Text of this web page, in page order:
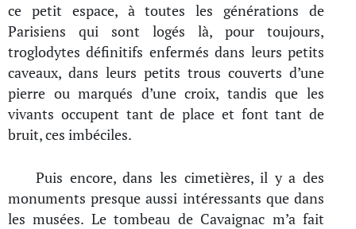
ce petit espace, à toutes les générations de
Parisiens qui sont logés là, pour toujours,
troglodytes définitifs enfermés dans leurs petits
caveaux, dans leurs petits trous couverts d’une
pierre ou marqués d’une croix, tandis que les
vivants occupent tant de place et font tant de
bruit, ces imbéciles.
Puis encore, dans les cimetières, il y a des
monuments presque aussi intéressants que dans
les musées. Le tombeau de Cavaignac m’a fait